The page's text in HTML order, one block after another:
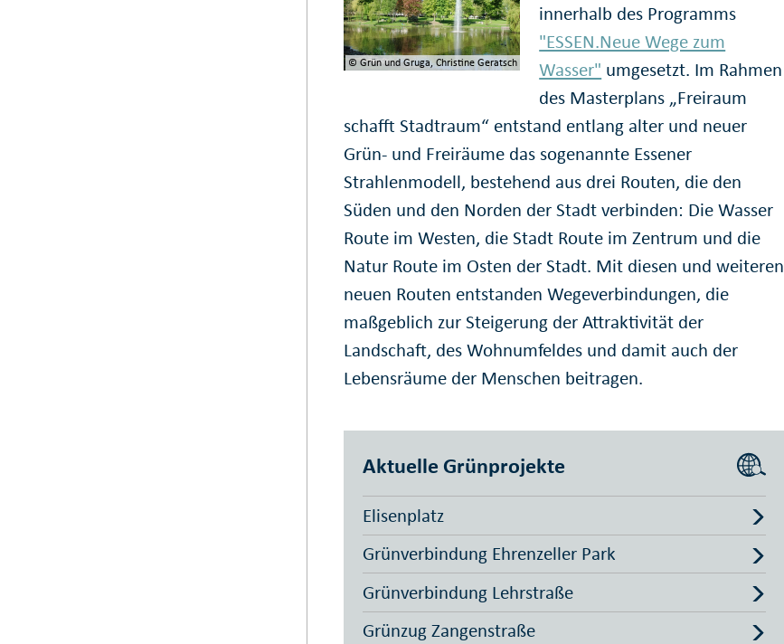
© Grün und Gruga, Christine Geratsch
innerhalb des Programms
"ESSEN.Neue Wege zum
Wasser" umgesetzt. Im Rahmen
des Masterplans „Freiraum
schafft Stadtraum“ entstand entlang alter und neuer
Grün- und Freiräume das sogenannte Essener
Strahlenmodell, bestehend aus drei Routen, die den
Süden und den Norden der Stadt verbinden: Die Wasser
Route im Westen, die Stadt Route im Zentrum und die
Natur Route im Osten der Stadt. Mit diesen und weiteren
neuen Routen entstanden Wegeverbindungen, die
maßgeblich zur Steigerung der Attraktivität der
Landschaft, des Wohnumfeldes und damit auch der
Lebensräume der Menschen beitragen.
Aktuelle Grünprojekte
Elisenplatz
Grünverbindung Ehrenzeller Park
Grünverbindung Lehrstraße
Grünzug Zangenstraße